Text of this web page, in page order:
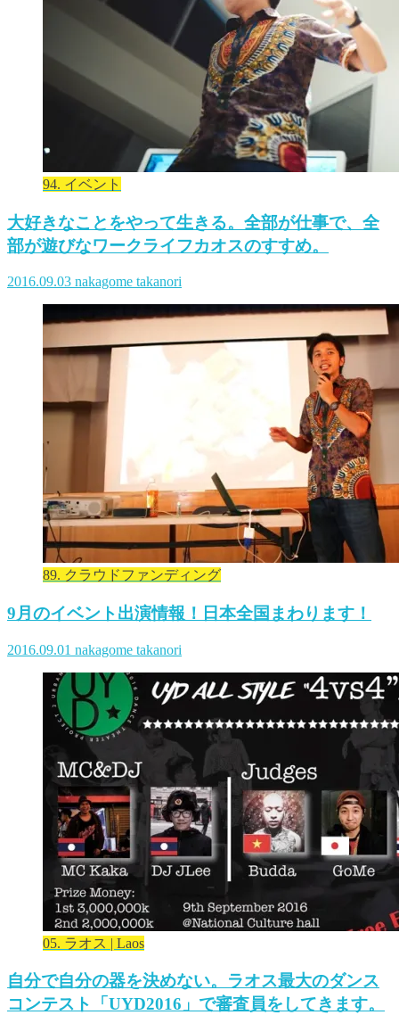
94. イベント
大好きなことをやって生きる。全部が仕事で、全
部が遊びなワークライフカオスのすすめ。
2016.09.03 nakagome takanori
89. クラウドファンディング
9月のイベント出演情報！日本全国まわります！
2016.09.01 nakagome takanori
05. ラオス | Laos
自分で自分の器を決めない。ラオス最大のダンス
コンテスト「UYD2016」で審査員をしてきます。